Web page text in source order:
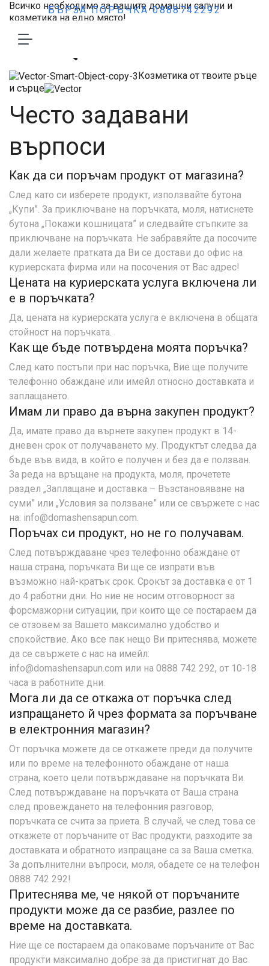
БЪРЗА ПОРЪЧКА 0888742292
Всичко необходимо за вашите домашни сапуни и
козметика на едно място!
F.A.Q.
Козметика от твоите ръце
и сърце
Често задавани
върпоси
Как да си поръчам продукт от магазина?
След като си изберете продукт, използвайте бутона
„Купи”. За приключване на поръчката, моля, натиснете
бутона „Покажи кошницата” и следвайте стъпките за
приключване на поръчката. Не забравяйте да посочите
дали желаете пратката да Ви се достави до офис на
куриерската фирма или на посочения от Вас адрес!
Цената на куриерската услуга включена ли
е в поръчката?
Да, цената на куриерската услуга е включена в общата
стойност на поръчката.
Как ще бъде потвърдена моята поръчка?
След като постъпи при нас поръчка, Вие ще получите
телефонно обаждане или имейл относно доставката и
заплащането.
Имам ли право да върна закупен продукт?
Да, имате право да върнете закупен продукт в 14-
дневен срок от получаването му. Продуктът следва да
бъде във вида, в който е получен и без да е ползван.
За реда на връщане на продукта, моля, прочетете
раздел „Заплащане и доставка – Възстановяване на
суми” или „Условия за ползване” или се свържете с нас
на: info@domashensapun.com.
Поръчах си продукт, но не го получавам.
След потвърждаване чрез телефонно обаждане от
наша страна, поръчката Ви ще се изпрати във
възможно най-кратък срок. Срокът за доставка е от 1
до 4 работни дни. Но ние не носим отговорност за
форсмажорни ситуации, при които ще се постараем да
се отзовем за Вашето максимално удобство и
спокойствие. Ако все пак нещо Ви притеснява, можете
да се свържете с нас на имейл:
info@domashensapun.com или на 0888 742 292, от 10-18
часа в работните дни.
Мога ли да се откажа от поръчка след
изпращането й чрез формата за поръчване
в електронния магазин?
От поръчка можете да се откажете преди да получите
или по време на телефонното обаждане от наша
страна, което цели потвърждаване на поръчката Ви.
След потвърждаване на поръчката от Ваша страна
след провеждането на телефонния разговор,
поръчката се счита за приета. В случай, че след това се
откажете от поръчаните от Вас продукти, разходите за
доставката и обратното изпращане са за Ваша сметка.
За допълнителни въпроси, моля, обадете се на телефон
0888 742 292!
Притеснява ме, че някой от поръчаните
продукти може да се разбие, разлее по
време на доставката.
Ние ще се постараем да опаковаме поръчаните от Вас
продукти максимално добре за да пристигнат до Вас